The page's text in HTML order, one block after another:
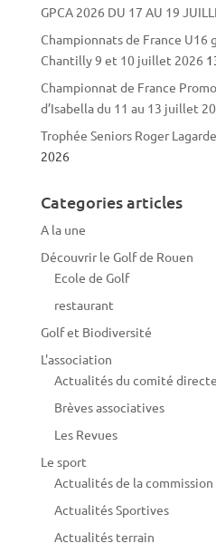
GPCA 2026 DU 17 AU 19
Championnats de France U16
Chantilly 9 et 10 juillet 2026
Championnat de France
d’Isabella du 11 au 13 juillet
Trophée Seniors Roger
2026
Categories articles
A la une
Découvrir le Golf de Rouen
Ecole de Golf
restaurant
Golf et Biodiversité
L'association
Actualités du comité
Brèves associatives
Les Revues
Le sport
Actualités de la
Actualités Sportives
Actualités terrain